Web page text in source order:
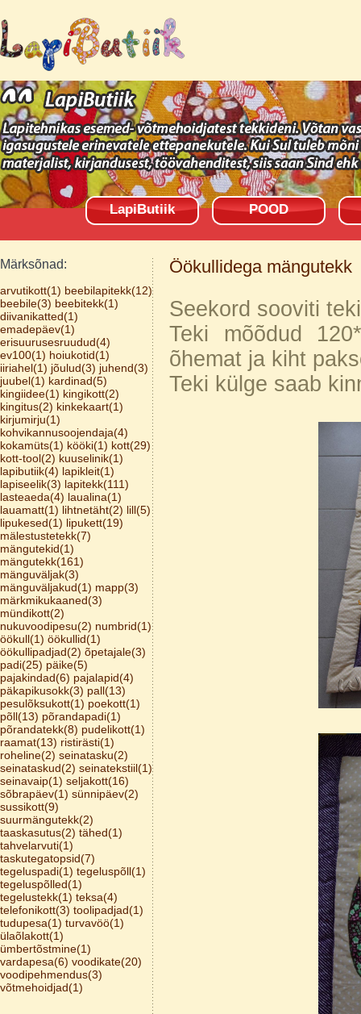
LapiButiik POOD
Märksõnad:
arvutikott(1) beebilapitekk(12)
beebile(3) beebitekk(1)
diivanikatted(1)
emadepäev(1)
erisuurusesruudud(4)
ev100(1) hoiukotid(1)
iiriahel(1) jõulud(3) juhend(3)
juubel(1) kardinad(5)
kingiidee(1) kingikott(2)
kingitus(2) kinkekaart(1)
kirjumirju(1)
kohvikannusoojendaja(4)
kokamüts(1) kööki(1) kott(29)
kott-tool(2) kuuselinik(1)
lapibutiik(4) lapikleit(1)
lapiseelik(3) lapitekk(111)
lasteaeda(4) laualina(1)
lauamatt(1) lihtnetäht(2) lill(5)
lipukesed(1) lipukett(19)
mälestustetekk(7)
mängutekid(1)
mängutekk(161)
mänguväljak(3)
mänguväljakud(1) mapp(3)
märkmikukaaned(3)
mündikott(2)
nukuvoodipesu(2) numbrid(1)
öökull(1) öökullid(1)
öökullipadjad(2) õpetajale(3)
padi(25) päike(5)
pajakindad(6) pajalapid(4)
päkapikusokk(3) pall(13)
pesulõksukott(1) poekott(1)
põll(13) põrandapadi(1)
põrandatekk(8) pudelikott(1)
raamat(13) ristirästi(1)
roheline(2) seinatasku(2)
seinataskud(2) seinatekstiil(1)
seinavaip(1) seljakott(16)
sõbrapäev(1) sünnipäev(2)
sussikott(9)
suurmängutekk(2)
taaskasutus(2) tähed(1)
tahvelarvuti(1)
taskutegatopsid(7)
tegeluspadi(1) tegeluspõll(1)
tegeluspõlled(1)
tegelustekk(1) teksa(4)
telefonikott(3) toolipadjad(1)
tudupesa(1) turvavöö(1)
ülaõlakott(1)
ümbertõstmine(1)
vardapesa(6) voodikate(20)
voodipehmendus(3)
võtmehoidjad(1)
Öökullidega mängutekk
Seekord sooviti
Teki mõõdud
õhemat ja kiht
Teki külge saab